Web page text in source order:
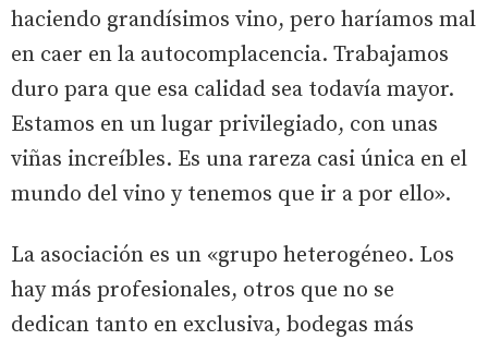
haciendo grandísimos vino, pero haríamos mal
en caer en la autocomplacencia. Trabajamos
duro para que esa calidad sea todavía mayor.
Estamos en un lugar privilegiado, con unas
viñas increíbles. Es una rareza casi única en el
mundo del vino y tenemos que ir a por ello».
La asociación es un «grupo heterogéneo. Los
hay más profesionales, otros que no se
dedican tanto en exclusiva, bodegas más